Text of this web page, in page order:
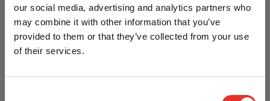
our social media, advertising and analytics partners who
may combine it with other information that you’ve
provided to them or that they’ve collected from your use
of their services.
Merk
Grips
Itemcode
Materiaal
Polyester,spandex